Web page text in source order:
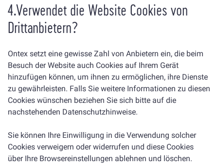
4.Verwendet die Website Cookies von
Drittanbietern?
Ontex setzt eine gewisse Zahl von Anbietern ein, die beim
Besuch der Website auch Cookies auf Ihrem Gerät
hinzufügen können, um ihnen zu ermöglichen, ihre Dienste
zu gewährleisten. Falls Sie weitere Informationen zu diesen
Cookies wünschen beziehen Sie sich bitte auf die
nachstehenden Datenschutzhinweise.
Sie können Ihre Einwilligung in die Verwendung solcher
Cookies verweigern oder widerrufen und diese Cookies
über Ihre Browsereinstellungen ablehnen und löschen.